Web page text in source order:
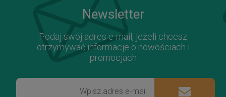
Newsletter
Podaj swój adres e-mail, jeżeli chcesz
otrzymywać informacje o nowościach i
promocjach